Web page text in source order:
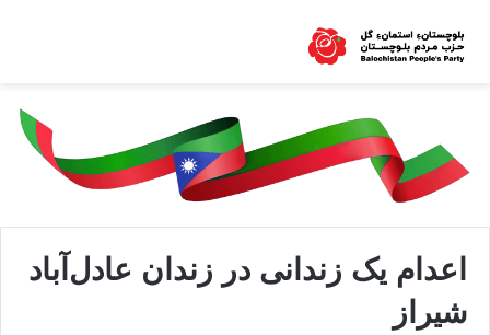
اعدام یک زندانی در زندان عادل‌آباد
شیراز